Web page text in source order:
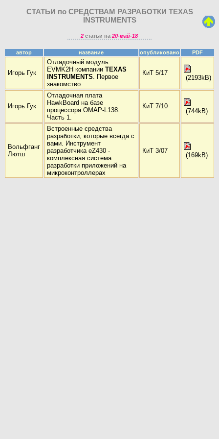
СТАТЬИ по СРЕДСТВАМ РАЗРАБОТКИ TEXAS
INSTRUMENTS
2 статьи на20-май-18
автор название опубликовано PDF
Игорь Гук
Отладочный модуль
EVMK2H компании TEХAS
INSTRUMENTS. Первое
знакомство
КиТ 5/17
(2193kB)
Игорь Гук
Отладочная плата
HawkBoard на базе
процессора OMAP-L138.
Часть 1.
КиТ 7/10
(744kB)
Вольфганг
Лютш
Встроенные средства
разработки, которые всегда с
вами. Инструмент
разработчика eZ430 -
комплексная система
разработки приложений на
микроконтроллерах
КиТ 3/07
(169kB)